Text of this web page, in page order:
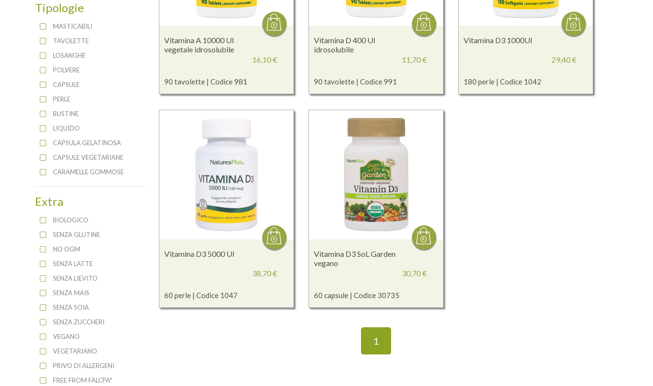
Tipologie
MASTICABILI
TAVOLETTE
LOSANGHE
POLVERE
CAPSULE
PERLE
BUSTINE
LIQUIDO
CAPSULA GELATINOSA
CAPSULE VEGETARIANE
CARAMELLE GOMMOSE
Extra
BIOLOGICO
SENZA GLUTINE
NO OGM
SENZA LATTE
SENZA LIEVITO
SENZA MAIS
SENZA SOIA
SENZA ZUCCHERI
VEGANO
VEGETARIANO
PRIVO DI ALLERGENI
FREE FROM FALCPA*
Vitamina A 10000 UI
vegetale idrosolubile
90 tavolette | Codice 981
16,10 €
Vitamina D 400 UI
idrosolubile
90 tavolette | Codice 991
11,70 €
Vitamina D3 1000UI
180 perle | Codice 1042
29,40 €
Vitamina D3 5000 UI
60 perle | Codice 1047
38,70 €
Vitamina D3 SoL Garden
vegano
60 capsule | Codice 30735
30,70 €
1